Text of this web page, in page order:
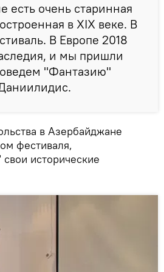
есть очень старинная
в XIX веке. В
В Европе 2018
и мы пришли
"Фантазию"
в Азербайджане
фестиваля,
исторические